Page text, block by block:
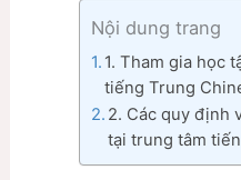
Nội dung trang
1. Tham gia học
tiếng Trung
2. Các quy định
tại trung tâm